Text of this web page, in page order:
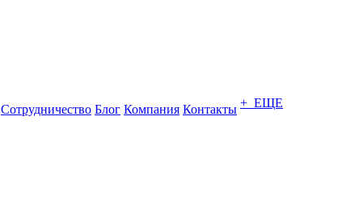
Сотрудничество Блог Компания Контакты + ЕЩЕ